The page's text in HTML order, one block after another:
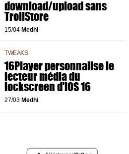
download/upload sans
TrollStore
15/04 Medhi
TWEAKS
16Player personnalise le
lecteur média du
lockscreen d'iOS 16
27/03 Medhi